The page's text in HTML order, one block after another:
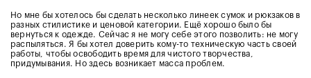
Но мне бы хотелось бы сделать несколько линеек сумок и рюкзаков в
разных стилистике и ценовой категории. Ещё хорошо было бы
вернуться к одежде. Сейчас я не могу себе этого позволить: не могу
распыляться. Я бы хотел доверить кому-то техническую часть своей
работы, чтобы освободить время для чистого творчества,
придумывания. Но здесь возникает масса проблем.